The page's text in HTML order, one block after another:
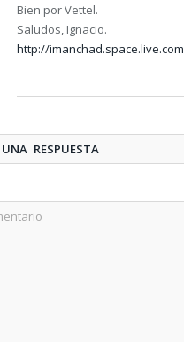
Bien por Vettel.
Saludos, Ignacio.
http://imanchad.space.live.com
UNA RESPUESTA